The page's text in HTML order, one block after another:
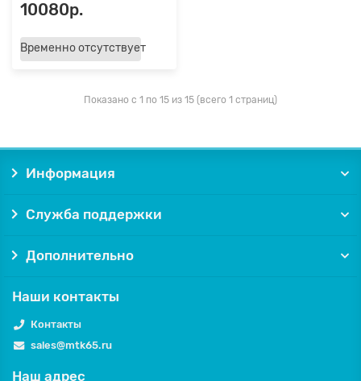
10080р.
Временно отсутствует
Показано с 1 по 15 из 15 (всего 1 страниц)
Информация
Служба поддержки
Дополнительно
Наши контакты
Контакты
sales@mtk65.ru
Наш адрес